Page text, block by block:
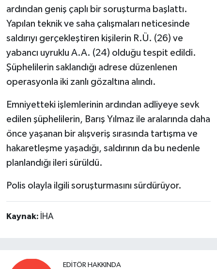
ardından geniş çaplı bir soruşturma başlattı.
Yapılan teknik ve saha çalışmaları neticesinde
saldırıyı gerçekleştiren kişilerin R.Ü. (26) ve
yabancı uyruklu A.A. (24) olduğu tespit edildi.
Şüphelilerin saklandığı adrese düzenlenen
operasyonla iki zanlı gözaltına alındı.
Emniyetteki işlemlerinin ardından adliyeye sevk
edilen şüphelilerin, Barış Yılmaz ile aralarında daha
önce yaşanan bir alışveriş sırasında tartışma ve
hakaretleşme yaşadığı, saldırının da bu nedenle
planlandığı ileri sürüldü.
Polis olayla ilgili soruşturmasını sürdürüyor.
Kaynak: İHA
EDITÖR HAKKINDA